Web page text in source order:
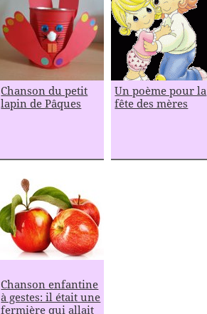
Chanson du petit
lapin de Pâques
Un poème pour la
fête des mères
Chanson enfantine
à gestes: il était une
fermière qui allait